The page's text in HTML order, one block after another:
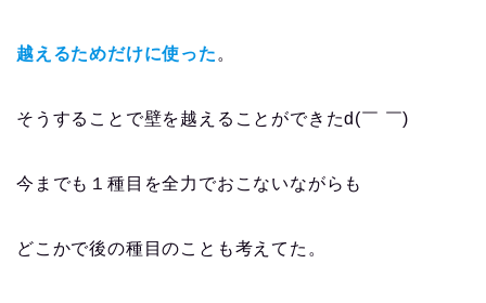
越えるためだけに使った 。
そうすることで壁を越えることができたd(￣ ￣)
今までも１種目を全力でおこないながらも
どこかで後の種目のことも考えてた。